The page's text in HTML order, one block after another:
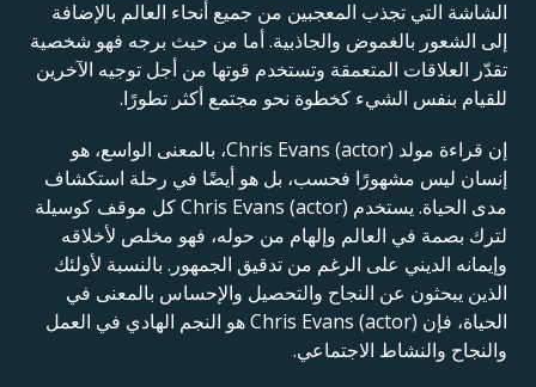
الشاشة التي تجذب المعجبين من جميع أنحاء العالم بالإضافة
إلى الشعور بالغموض والجاذبية. أما من حيث برجه فهو شخصية
تقدّر العلاقات المتعمقة وتستخدم قوتها من أجل توجيه الآخرين
للقيام بنفس الشيء كخطوة نحو مجتمع أكثر تطورًا.
إن قراءة مولد Chris Evans (actor)، بالمعنى الواسع، هو
إنسان ليس مشهورًا فحسب، بل هو أيضًا في رحلة استكشاف
مدى الحياة. يستخدم Chris Evans (actor) كل موقف كوسيلة
لترك بصمة في العالم وإلهام من حوله، فهو مخلص لأخلاقه
وإيمانه الديني على الرغم من تدقيق الجمهور. بالنسبة لأولئك
الذين يبحثون عن النجاح والتحصيل والإحساس بالمعنى في
الحياة، فإن Chris Evans (actor) هو النجم الهادي في العمل
والنجاح والنشاط الاجتماعي.